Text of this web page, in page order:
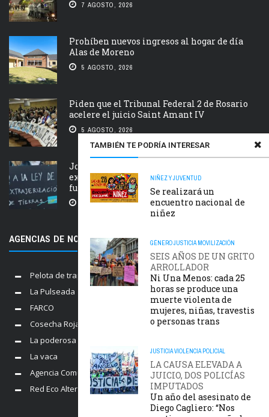
TAMBIÉN TE PODRÍA INTERESAR
NIÑEZ Y JUVENTUD
Se realizará un
encuentro nacional de
niñez
GÉNEROJUSTICIA MOVILIZACIÓN
SEIS AÑOS DE UN GRITO
ARROLLADOR
Ni Una Menos: cada 25
horas se produce una
muerte violenta de
mujeres, niñas, travestis
o personas trans
JUSTICIAVIOLENCIA POLICIAL
LA CAUSA ELEVADA A
JUICIO, DOS POLICÍAS
IMPUTADOS
Un año del asesinato de
Diego Cagliero: “Nos
7 AGOSTO, 2026
Prohíben nuevos ingresos al hogar de día
Alas de Moreno
5 AGOSTO, 2026
Piden que el Tribunal Federal 2 de Rosario
acelere el juicio Saint Amant IV
5 AGOSTO, 2026
Jornada nacional en rechazo a la
extranjerización de tierras, manejo del
fuego y desalojos
5 AGOSTO, 2026
AGENCIAS DE NOTICIAS AMIGAS
Pelota de trapo
La Pulseada
FARCO
Cosecha Roja
La poderosa
La vaca
Agencia Comunica
Red Eco Alternativo